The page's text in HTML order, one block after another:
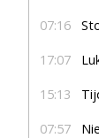
07:16
17:07
15:13
07:57